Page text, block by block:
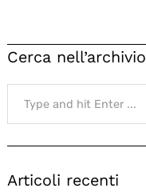
Cerca nell’archivio
Search
for:
Articoli recenti